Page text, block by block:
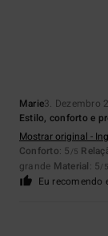
Marie3. Dezembro
Estilo, conforto e
Mostrar original -
Conforto: 5 /5
grande Material: 5/5
Eu recomendo